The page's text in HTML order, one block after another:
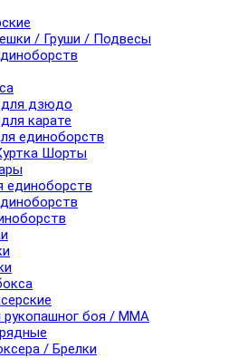
/ Груши / Подвесы
дзюдо
карате
единоборств
Шорты
единоборств
рукопашног боя / ММА
/ Брелки